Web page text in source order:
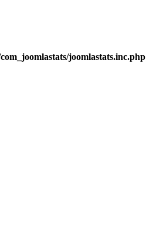
joomlastats.inc.php